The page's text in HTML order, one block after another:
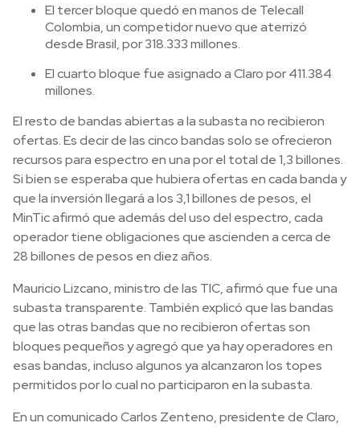
El tercer bloque quedó en manos de Telecall
Colombia, un competidor nuevo que aterrizó
desde Brasil, por 318.333 millones.
El cuarto bloque fue asignado a Claro por 411.384
millones.
El resto de bandas abiertas a la subasta no recibieron
ofertas. Es decir de las cinco bandas solo se ofrecieron
recursos para espectro en una por el total de 1,3 billones.
Si bien se esperaba que hubiera ofertas en cada banda y
que la inversión llegará a los 3,1 billones de pesos, el
MinTic afirmó que además del uso del espectro, cada
operador tiene obligaciones que ascienden a cerca de
28 billones de pesos en diez años.
Mauricio Lizcano, ministro de las TIC, afirmó que fue una
subasta transparente. También explicó que las bandas
que las otras bandas que no recibieron ofertas son
bloques pequeños y agregó que ya hay operadores en
esas bandas, incluso algunos ya alcanzaron los topes
permitidos por lo cual no participaron en la subasta.
En un comunicado Carlos Zenteno, presidente de Claro,